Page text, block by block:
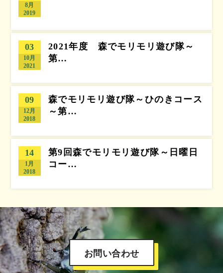
8月
2019
03
10月
2021
2021年度 森でモリモリ遊び隊～
第…
09
12月
2018
森でモリモリ遊び隊～ひのきコース
～第…
14
1月
2018
第9回森でモリモリ遊び隊～日曜日
コー…
お問い合わせ